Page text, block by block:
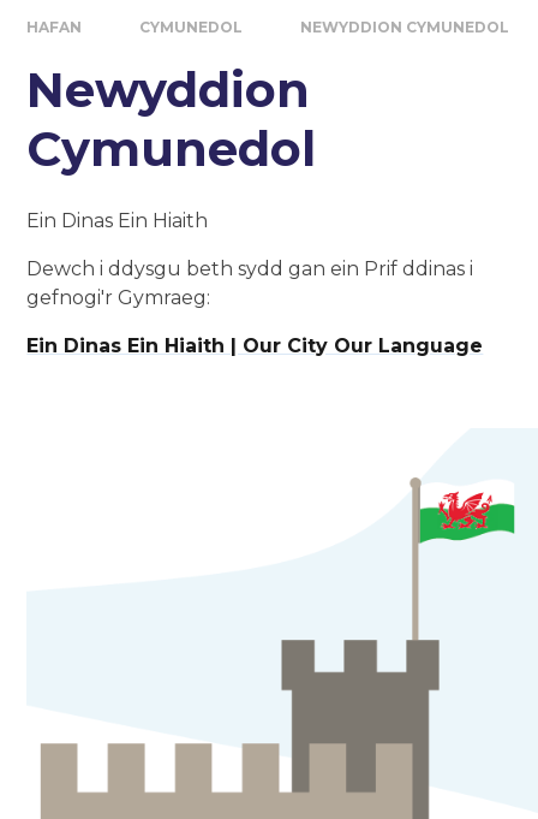
HAFAN CYMUNEDOL NEWYDDION CYMUNEDOL
Newyddion
Cymunedol
Ein Dinas Ein Hiaith
Dewch i ddysgu beth sydd gan ein Prif ddinas i
gefnogi'r Gymraeg:
Ein Dinas Ein Hiaith | Our City Our Language